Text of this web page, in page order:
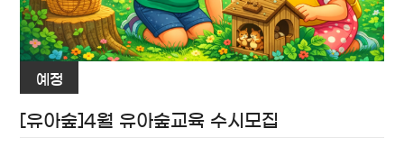
예정
[유아숲]4월 유아숲교육 수시모집